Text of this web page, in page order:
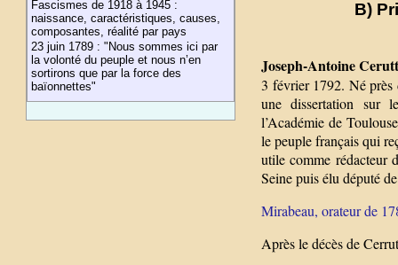
Fascismes de 1918 à 1945 :
naissance, caractéristiques, causes,
composantes, réalité par pays
23 juin 1789 : "Nous sommes ici par
la volonté du peuple et nous n’en
sortirons que par la force des
baïonnettes"
B)
Joseph-Antoine
3 février 1792. Né près
une dissertation sur
l’Académie de
le peuple français qui
utile comme rédacteur
Seine puis élu député
Mirabeau, orateur de
Après le décès de